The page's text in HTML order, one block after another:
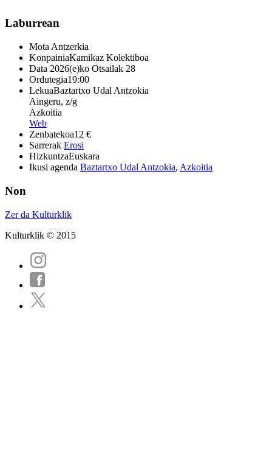
Laburrean
Mota Antzerkia
KonpainiaKamikaz Kolektiboa
Data 2026(e)ko Otsailak 28
Ordutegia19:00
LekuaBaztartxo Udal Antzokia
Aingeru, z/g
Azkoitia
Web
Zenbatekoa12 €
Sarrerak Erosi
HizkuntzaEuskara
Ikusi agenda Baztartxo Udal Antzokia, Azkoitia
Non
Zer da Kulturklik
Kulturklik © 2015